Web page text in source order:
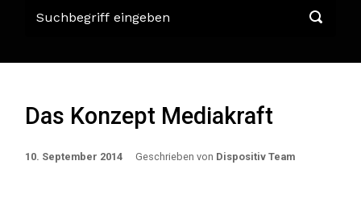
Das Konzept Mediakraft
10. September 2014 Geschrieben von Dispositiv Team